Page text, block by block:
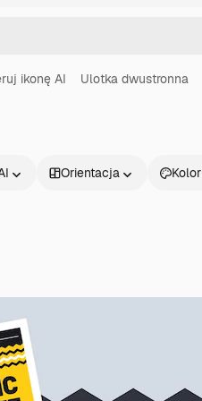
ikonę AI Ulotka dwustronna
Orientacja Kolor
Zacznij